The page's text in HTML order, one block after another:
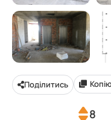
Поділитись
8